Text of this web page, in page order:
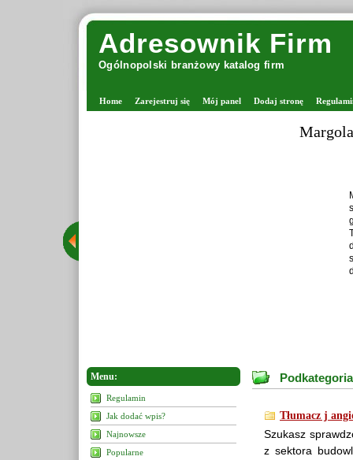
Adresownik Firm
Ogólnopolski branżowy katalog firm
Home Zarejestruj się Mój panel Dodaj stronę
Menu:
Regulamin
Jak dodać wpis?
Najnowsze
Popularne
Tłumacz j
Szukasz
z sektora